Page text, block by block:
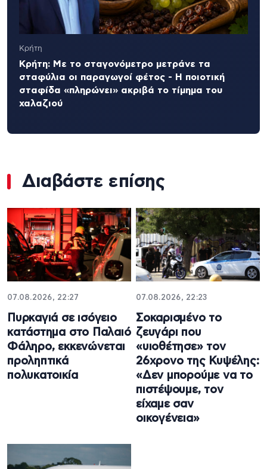
Κρήτη
Κρήτη: Με το σταγονόμετρο μετράνε τα
σταφύλια οι παραγωγοί φέτος - Η ποιοτική
σταφίδα «πληρώνει» ακριβά το τίμημα του
χαλαζιού
Διαβάστε επίσης
07.08.2026, 22:27
Πυρκαγιά σε ισόγειο
κατάστημα στο Παλαιό
Φάληρο, εκκενώνεται
προληπτικά
πολυκατοικία
07.08.2026, 22:23
Σοκαρισμένο το
ζευγάρι που
«υιοθέτησε» τον
26χρονο της Κυψέλης:
«Δεν μπορούμε να το
πιστέψουμε, τον
είχαμε σαν
οικογένεια»